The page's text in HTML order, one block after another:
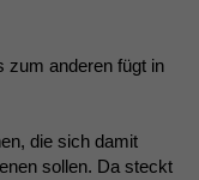
zum anderen fügt in
die sich damit
sollen. Da steckt